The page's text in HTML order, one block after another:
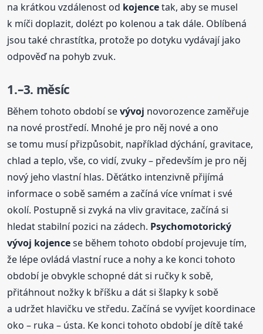
na krátkou vzdálenost od kojencetak, aby se musel
k míči doplazit, dolézt po kolenou a tak dále. Oblíbená
jsou také chrastítka, protože po dotyku vydávají jako
odpověď na pohyb zvuk.
1.–3. měsíc
Během tohoto období sevývoj novorozence zaměřuje
na nové prostředí. Mnohé je pro něj nové a ono
se tomu musí přizpůsobit, například dýchání, gravitace,
chlad a teplo, vše, co vidí, zvuky – především je pro něj
nový jeho vlastní hlas. Děťátko intenzivně přijímá
informace o sobě samém a začíná více vnímat i své
okolí. Postupně si zvyká na vliv gravitace, začíná si
hledat stabilní pozici na zádech. Psychomotorický
vývoj kojencese během tohoto období projevuje tím,
že lépe ovládá vlastní ruce a nohy a ke konci tohoto
období je obvykle schopné dát si ručky k sobě,
přitáhnout nožky k bříšku a dát si šlapky k sobě
a udržet hlavičku ve středu. Začíná se vyvíjet koordinace
oko – ruka – ústa. Ke konci tohoto období je dítě také